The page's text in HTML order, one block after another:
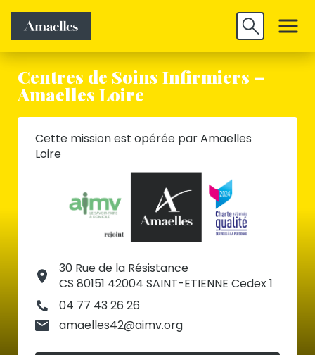
Découvrir
Centres de Soins Infirmiers –
Amaelles Loire
Cette mission est opérée par Amaelles
Loire
30 Rue de la Résistance
CS 80151 42004 SAINT-ETIENNE Cedex 1
04 77 43 26 26
amaelles42@aimv.org